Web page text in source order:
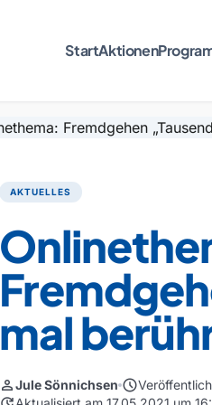
StartAktionen
AKTUELLES
mal
personJule Sönnichsen schedule